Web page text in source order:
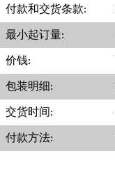
付款和交货条款:
最小起订量:
价钱:
包装明细:
交货时间:
付款方法: